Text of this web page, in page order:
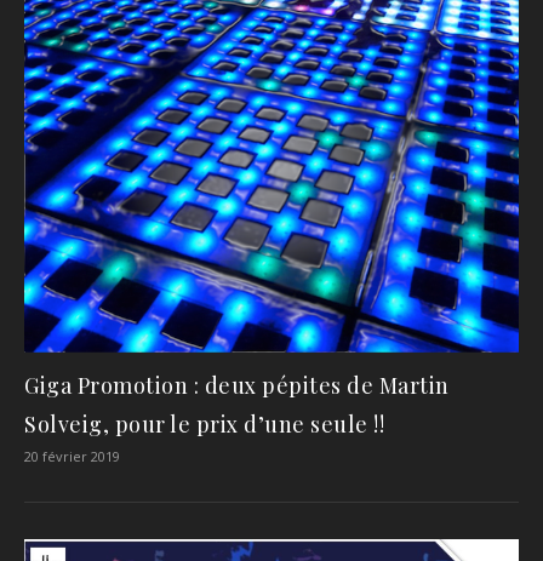
Giga Promotion : deux pépites de Martin
Solveig, pour le prix d’une seule !!
20 février 2019